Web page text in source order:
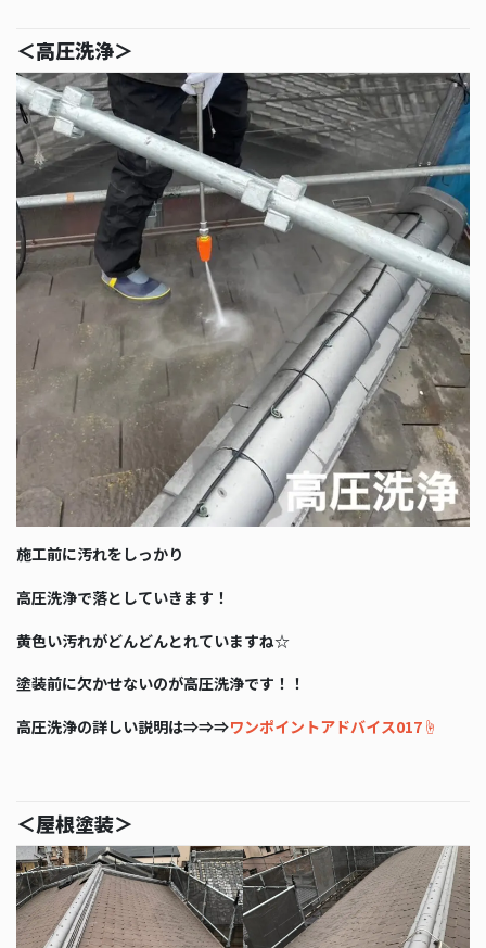
＜高圧洗浄＞
施工前に汚れをしっかり
高圧洗浄で落としていきます！
黄色い汚れがどんどんとれていますね☆
塗装前に欠かせないのが高圧洗浄です！！
高圧洗浄の詳しい説明は⇒⇒⇒ワンポイントアドバイス017☝
＜屋根塗装＞